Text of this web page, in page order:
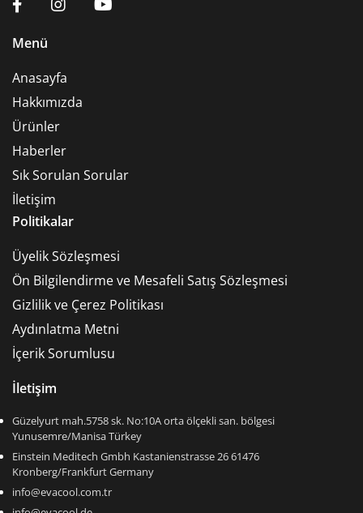
Menü
Anasayfa
Hakkımızda
Ürünler
Haberler
Sık Sorulan Sorular
İletişim
Politikalar
Üyelik Sözleşmesi
Ön Bilgilendirme ve Mesafeli Satış Sözleşmesi
Gizlilik ve Çerez Politikası
Aydınlatma Metni
İçerik Sorumlusu
İletişim
Güzelyurt mah.5758 sk. No:10A orta ölçekli san. bölgesi
Yunusemre/Manisa Türkey
Einstein Meditech Gmbh Kastanienstrasse 26 61476
Kronberg/Frankfurt Germany
info@evacool.com.tr